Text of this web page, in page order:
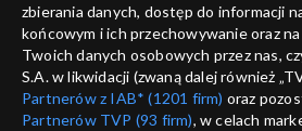
zbierania danych, dostęp do informacji
końcowym i ich przechowywanie oraz
Twoich danych osobowych przez nas,
S.A. w likwidacji (zwaną dalej również
Partnerów z IAB* (1201 firm) oraz
Partnerów TVP (93 firm), w celach